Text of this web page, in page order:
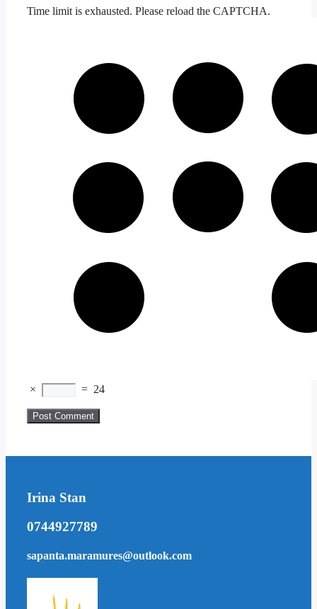
Time limit is exhausted. Please reload the CAPTCHA.
× = 24
Irina Stan
0744927789
sapanta.maramures@outlook.com